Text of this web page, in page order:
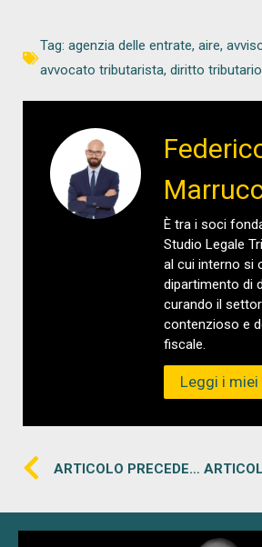
Tag: agenzia delle entrate, aire,
avvocato tributarista, diritto tributario
È tra i soci
Studio Legale
al cui interno si
dipartimento di
curando il
contenzioso e
fiscale.
Leggi i
ARTICOLO PRECEDENTE